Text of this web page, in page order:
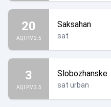
20
AQI PM2.5
Saksahan
sat
3
AQI PM2.5
Slobozhanske
sat urban